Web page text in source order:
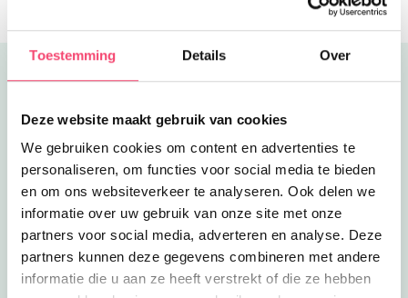
Toestemming Details Over
Deze website maakt gebruik van cookies
We gebruiken cookies om content en advertenties te
personaliseren, om functies voor social media te bieden
en om ons websiteverkeer te analyseren. Ook delen we
informatie over uw gebruik van onze site met onze
partners voor social media, adverteren en analyse. Deze
partners kunnen deze gegevens combineren met andere
informatie die u aan ze heeft verstrekt of die ze hebben
Uitgelicht